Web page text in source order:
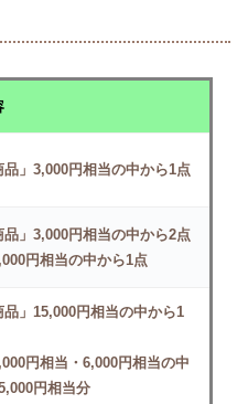
品」3,000円相当の中から1点
品」3,000円相当の中から2点
円相当の中から1点
品」15,000円相当の中から1
円相当・6,000円相当の中
円相当分